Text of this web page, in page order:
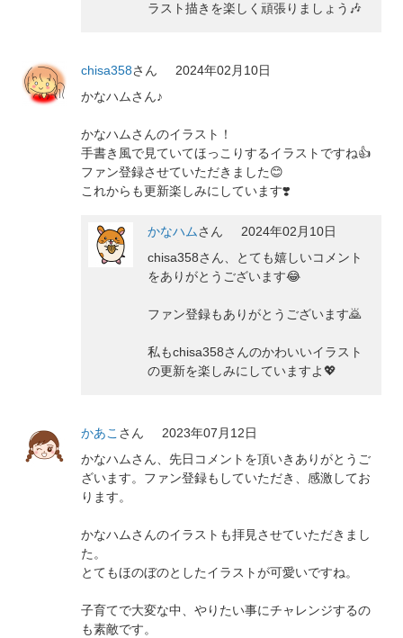
ラスト描きを楽しく頑張りましょう🎶
chisa358さん
2024年02月10日
かなハムさん♪
かなハムさんのイラスト！
手書き風で見ていてほっこりするイラストですね👍
ファン登録させていただきました😊
これからも更新楽しみにしています❣️
かなハムさん
2024年02月10日
chisa358さん、とても嬉しいコメント
をありがとうございます😂
ファン登録もありがとうございます🙇
私もchisa358さんのかわいいイラスト
の更新を楽しみにしていますよ💖
かあこ さん
2023年07月12日
かなハムさん、先日コメントを頂いきありがとうご
ざいます。ファン登録もしていただき、感激してお
ります。
かなハムさんのイラストも拝見させていただきまし
た。
とてもほのぼのとしたイラストが可愛いですね。
子育てで大変な中、やりたい事にチャレンジするの
も素敵です。